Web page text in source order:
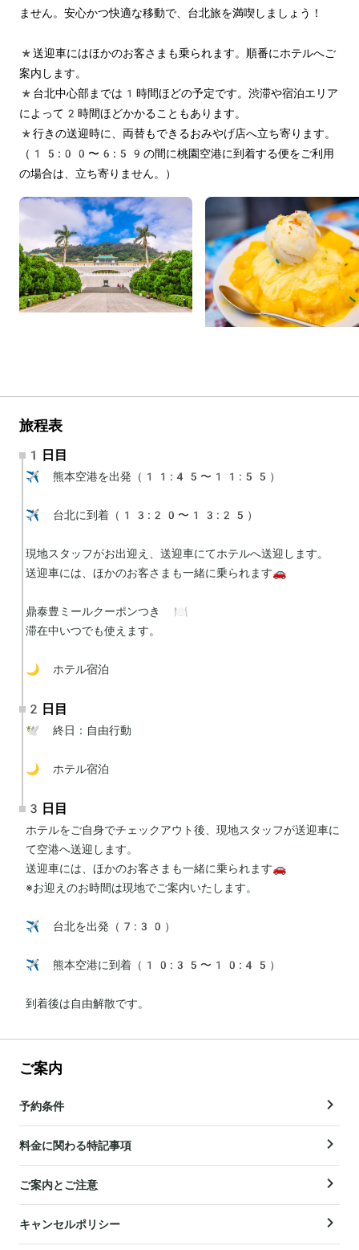
ません。安心かつ快適な移動で、台北旅を満喫しましょう！
*送迎車にはほかのお客さまも乗られます。順番にホテルへご
案内します。
*台北中心部までは1時間ほどの予定です。渋滞や宿泊エリア
によって2時間ほどかかることもあります。
*行きの送迎時に、両替もできるおみやげ店へ立ち寄ります。
（15:00〜6:59の間に桃園空港に到着する便をご利用
の場合は、立ち寄りません。）
旅程表
1日目
✈️ 熊本空港を出発（11:45〜11:55）
✈️ 台北に到着（13:20〜13:25）
現地スタッフがお出迎え、送迎車にてホテルへ送迎します。
送迎車には、ほかのお客さまも一緒に乗られます🚗
鼎泰豊ミールクーポンつき 🍽️
滞在中いつでも使えます。
🌙 ホテル宿泊
2日目
🕊 終日：自由行動
🌙 ホテル宿泊
3日目
ホテルをご自身でチェックアウト後、現地スタッフが送迎車に
て空港へ送迎します。
送迎車には、ほかのお客さまも一緒に乗られます🚗
※お迎えのお時間は現地でご案内いたします。
✈️ 台北を出発（7:30）
✈️ 熊本空港に到着（10:35〜10:45）
到着後は自由解散です。
ご案内
予約条件
料金に関わる特記事項
ご案内とご注意
キャンセルポリシー